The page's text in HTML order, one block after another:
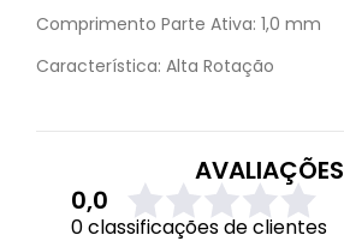
Comprimento Parte Ativa: 1,0 mm
Característica: Alta Rotação
AVALIAÇÕES
0,0
0 classificações de clientes